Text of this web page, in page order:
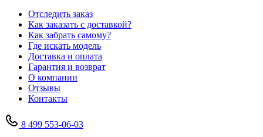
Отследить заказ
Как заказать с доставкой?
Как забрать самому?
Где искать модель
Доставка и оплата
Гарантия и возврат
О компании
Отзывы
Контакты
8 499 553-06-03